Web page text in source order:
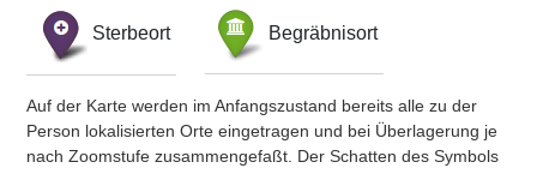
Sterbeort Begräbnisort
Auf der Karte werden im Anfangszustand bereits alle zu der
Person lokalisierten Orte eingetragen und bei Überlagerung je
nach Zoomstufe zusammengefaßt. Der Schatten des Symbols